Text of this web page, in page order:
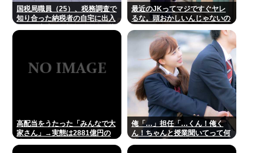
国税局職員（25）、税務調査で
知り合った納税者の自宅に出入
最近のJKってマジですぐヤレ
るな。頭おかしいんじゃないの
高配当をうたった「みんなで大
家さん」→実態は2881億円の
俺「…」担任「…くん！俺く
ん！ちゃんと授業聞いてって何